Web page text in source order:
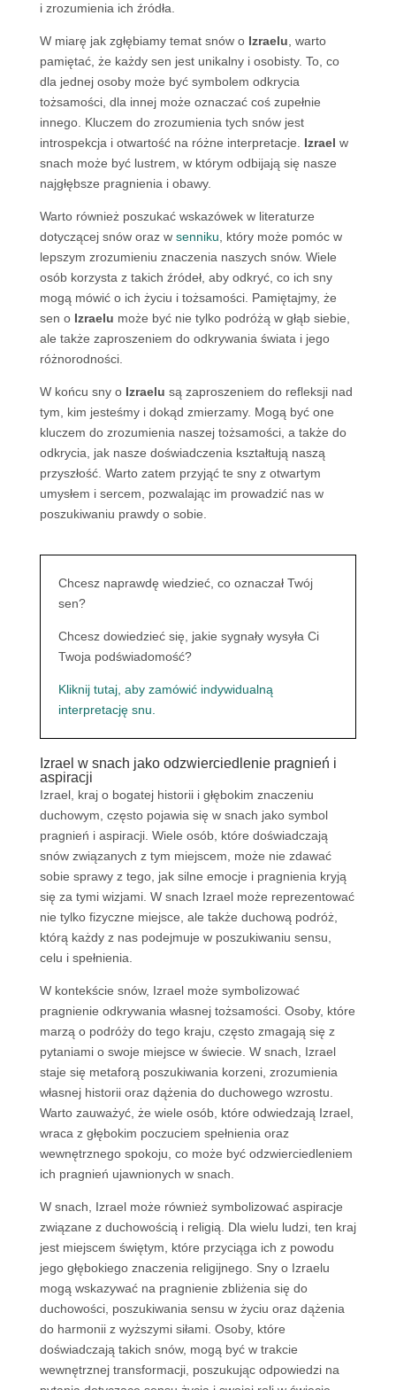
i zrozumienia ich źródła.
W miarę jak zgłębiamy temat snów o Izraelu , warto
pamiętać, że każdy sen jest unikalny i osobisty. To, co
dla jednej osoby może być symbolem odkrycia
tożsamości, dla innej może oznaczać coś zupełnie
innego. Kluczem do zrozumienia tych snów jest
introspekcja i otwartość na różne interpretacje. Izrael w
snach może być lustrem, w którym odbijają się nasze
najgłębsze pragnienia i obawy.
Warto również poszukać wskazówek w literaturze
dotyczącej snów oraz w senniku , który może pomóc w
lepszym zrozumieniu znaczenia naszych snów. Wiele
osób korzysta z takich źródeł, aby odkryć, co ich sny
mogą mówić o ich życiu i tożsamości. Pamiętajmy, że
sen o Izraelu może być nie tylko podróżą w głąb siebie,
ale także zaproszeniem do odkrywania świata i jego
różnorodności.
W końcu sny o Izraelu są zaproszeniem do refleksji nad
tym, kim jesteśmy i dokąd zmierzamy. Mogą być one
kluczem do zrozumienia naszej tożsamości, a także do
odkrycia, jak nasze doświadczenia kształtują naszą
przyszłość. Warto zatem przyjąć te sny z otwartym
umysłem i sercem, pozwalając im prowadzić nas w
poszukiwaniu prawdy o sobie.
Chcesz naprawdę wiedzieć, co oznaczał Twój
sen?
Chcesz dowiedzieć się, jakie sygnały wysyła Ci
Twoja podświadomość?
Kliknij tutaj, aby zamówić indywidualną
interpretację snu.
Izrael w snach jako odzwierciedlenie pragnień i
aspiracji
Izrael, kraj o bogatej historii i głębokim znaczeniu
duchowym, często pojawia się w snach jako symbol
pragnień i aspiracji. Wiele osób, które doświadczają
snów związanych z tym miejscem, może nie zdawać
sobie sprawy z tego, jak silne emocje i pragnienia kryją
się za tymi wizjami. W snach Izrael może reprezentować
nie tylko fizyczne miejsce, ale także duchową podróż,
którą każdy z nas podejmuje w poszukiwaniu sensu,
celu i spełnienia.
W kontekście snów, Izrael może symbolizować
pragnienie odkrywania własnej tożsamości. Osoby, które
marzą o podróży do tego kraju, często zmagają się z
pytaniami o swoje miejsce w świecie. W snach, Izrael
staje się metaforą poszukiwania korzeni, zrozumienia
własnej historii oraz dążenia do duchowego wzrostu.
Warto zauważyć, że wiele osób, które odwiedzają Izrael,
wraca z głębokim poczuciem spełnienia oraz
wewnętrznego spokoju, co może być odzwierciedleniem
ich pragnień ujawnionych w snach.
W snach, Izrael może również symbolizować aspiracje
związane z duchowością i religią. Dla wielu ludzi, ten kraj
jest miejscem świętym, które przyciąga ich z powodu
jego głębokiego znaczenia religijnego. Sny o Izraelu
mogą wskazywać na pragnienie zbliżenia się do
duchowości, poszukiwania sensu w życiu oraz dążenia
do harmonii z wyższymi siłami. Osoby, które
doświadczają takich snów, mogą być w trakcie
wewnętrznej transformacji, poszukując odpowiedzi na